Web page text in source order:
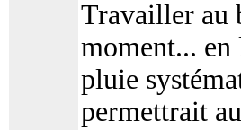
Travailler au
moment...
pluie
permettrait